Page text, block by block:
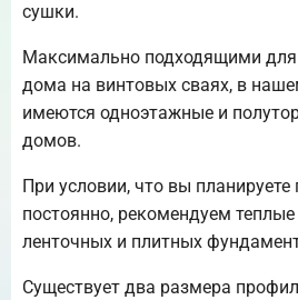
сушки.
Максимально подходящими для
дома на винтовых сваях, в
имеются одноэтажные и
домов.
При условии, что вы
постоянно, рекомендуем
ленточных и плитных
Существует два размера